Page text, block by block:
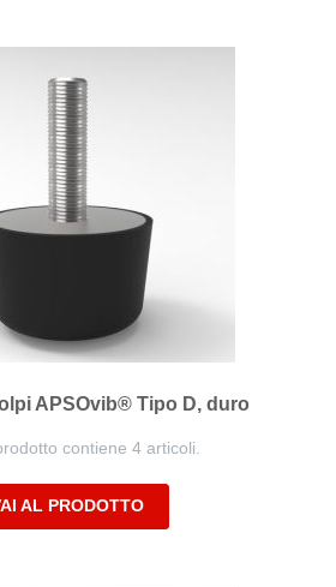
APSOvib® Tipo D, duro
contiene 4 articoli.
AL PRODOTTO